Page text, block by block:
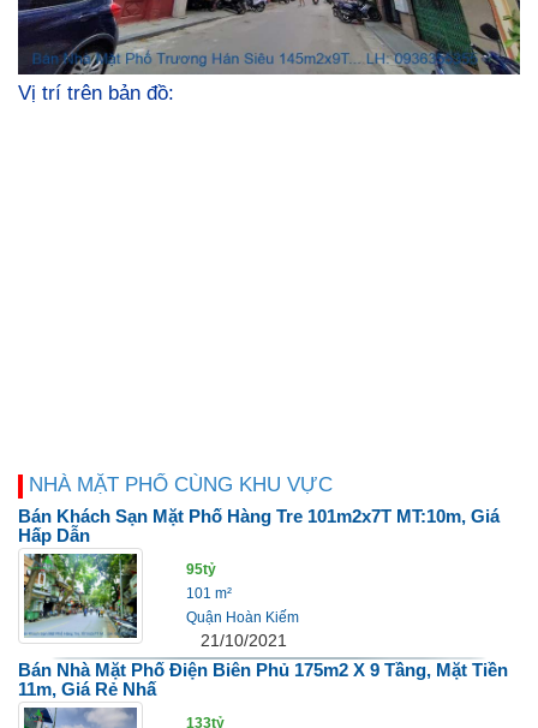
Vị trí trên bản đồ:
NHÀ MẶT PHỐ CÙNG KHU VỰC
Bán Khách Sạn Mặt Phố Hàng Tre 101m2x7T MT:10m, Giá
Hấp Dẫn
95tỷ
101 m²
Quận Hoàn Kiếm
21/10/2021
Bán Nhà Mặt Phố Điện Biên Phủ 175m2 X 9 Tầng, Mặt Tiền
11m, Giá Rẻ Nhấ
133tỷ